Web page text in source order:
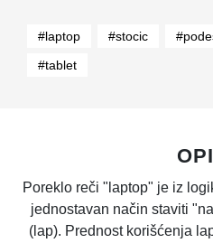
#laptop #stocic
#tablet
Poreklo reči "laptop" je iz
jednostavan način staviti
(lap). Prednost korišćenja